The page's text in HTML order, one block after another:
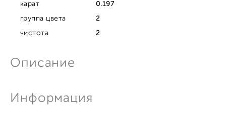
Описание
Информация
карат
0.197
группа цвета
2
чистота
2